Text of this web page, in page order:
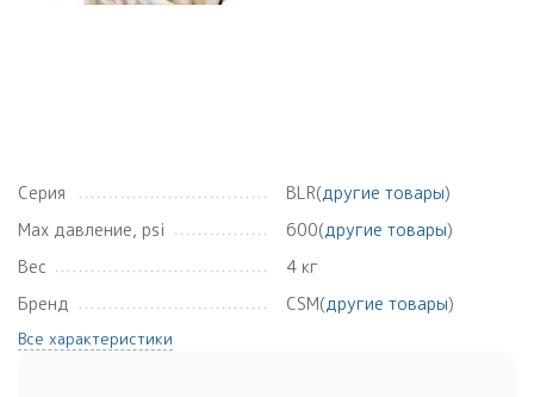
Серия BLR(другие товары)
Max давление, psi
600(другие товары)
Вес
4 кг
Бренд
CSM(другие товары)
Все характеристики